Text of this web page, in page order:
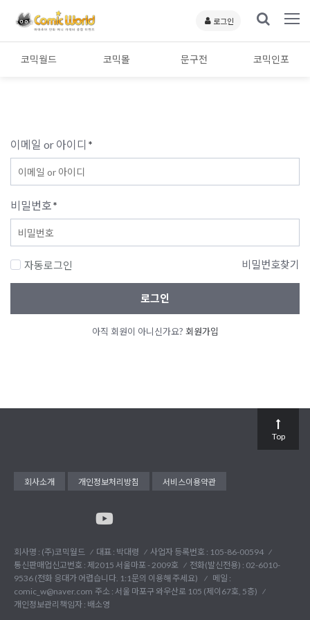
로그인
코믹월드 코믹몰 문구전 코믹인포
이메일 or 아이디 *
비밀번호*
자동로그인 비밀번호찾기
로그인
아직 회원이 아니신가요? 회원가입
회사소개 개인정보처리방침 서비스이용약관
회사명 : (주)코믹월드 대표 : 박대령
사업자 등록번호 : 105-86-00594
통신판매업신고번호 : 제2015 서울마포 - 2009호
전화(발신전용) : 02-6010-
9536 (전화 응대가 어렵습니다. 1:1문의 이용해 주세요)
메일 :
comic_w@naver.com 주소 : 서울 마포구 와우산로 105 (제이67호, 5층)
개인정보관리책임자 : 배소영
Top